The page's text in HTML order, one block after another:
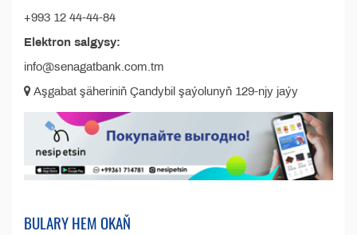
+993 12 44-44-84
Elektron salgysy:
info@senagatbank.com.tm
Aşgabat şäheriniň Çandybil şaýolunyň 129-njy jaýy
BULARY HEM OKAŇ